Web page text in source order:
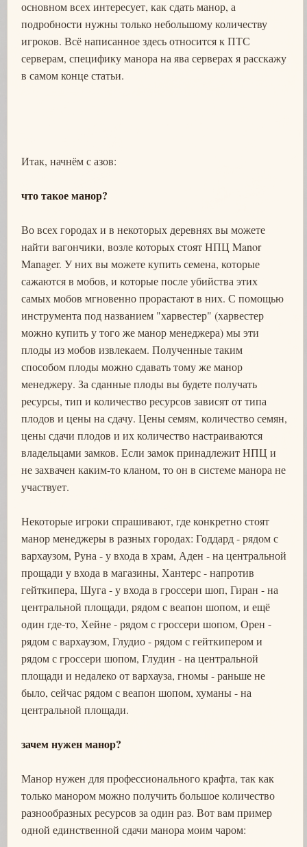
основном всех интересует, как сдать манор, а
подробности нужны только небольшому количеству
игроков. Всё написанное здесь относится к ПТС
серверам, специфику манора на ява серверах я расскажу
в самом конце статьи.
Итак, начнём с азов:
что такое манор?
Во всех городах и в некоторых деревнях вы можете
найти вагончики, возле которых стоят НПЦ Manor
Manager. У них вы можете купить семена, которые
сажаются в мобов, и которые после убийства этих
самых мобов мгновенно прорастают в них. С помощью
инструмента под названием "харвестер" (харвестер
можно купить у того же манор менеджера) мы эти
плоды из мобов извлекаем. Полученные таким
способом плоды можно сдавать тому же манор
менеджеру. За сданные плоды вы будете получать
ресурсы, тип и количество ресурсов зависят от типа
плодов и цены на сдачу. Цены семям, количество семян,
цены сдачи плодов и их количество настраиваются
владельцами замков. Если замок принадлежит НПЦ и
не захвачен каким-то кланом, то он в системе манора не
участвует.
Некоторые игроки спрашивают, где конкретно стоят
манор менеджеры в разных городах: Годдард - рядом с
вархаузом, Руна - у входа в храм, Аден - на центральной
прощади у входа в магазины, Хантерс - напротив
гейткипера, Шуга - у входа в гроссери шоп, Гиран - на
центральной площади, рядом с веапон шопом, и ещё
один где-то, Хейне - рядом с гроссери шопом, Орен -
рядом с вархаузом, Глудио - рядом с гейткипером и
рядом с гроссери шопом, Глудин - на центральной
площади и недалеко от вархауза, гномы - раньше не
было, сейчас рядом с веапон шопом, хуманы - на
центральной площади.
зачем нужен манор?
Манор нужен для профессионального крафта, так как
только манором можно получить большое количество
разнообразных ресурсов за один раз. Вот вам пример
одной единственной сдачи манора моим чаром: